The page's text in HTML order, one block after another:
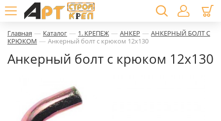
Главная — Каталог — 1. КРЕПЕЖ — АНКЕР — АНКЕРНЫЙ БОЛТ С
КРЮКОМ — Анкерный болт с крюком 12х130
Анкерный болт с крюком 12х130